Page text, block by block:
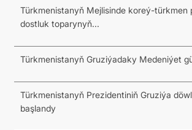
Türkmenistanyň Mejlisinde koreý-türkmen
dostluk toparynyň...
Türkmenistanyň Gruziýadaky Medeniýet
Türkmenistanyň Prezidentiniň Gruziýa
başlandy